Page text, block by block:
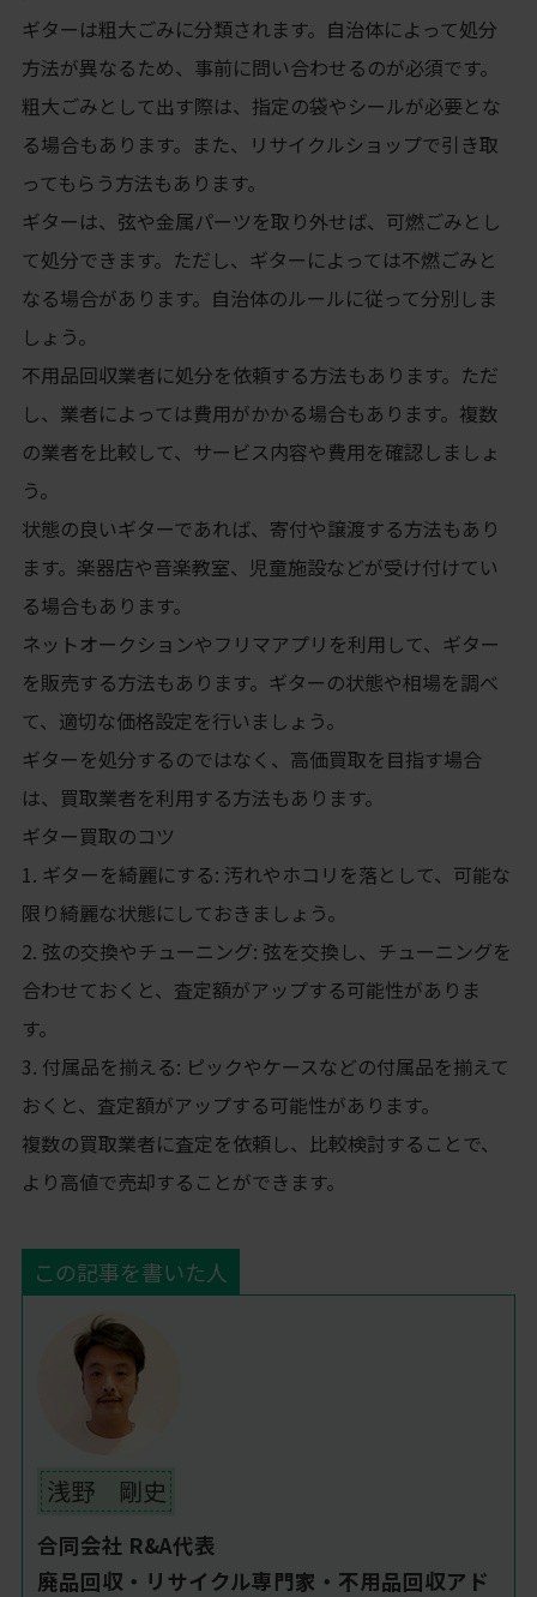
ギターは粗大ごみに分類されます。自治体によって処分
方法が異なるため、事前に問い合わせるのが必須です。
粗大ごみとして出す際は、指定の袋やシールが必要とな
る場合もあります。また、リサイクルショップで引き取
ってもらう方法もあります。
ギターは、弦や金属パーツを取り外せば、可燃ごみとし
て処分できます。ただし、ギターによっては不燃ごみと
なる場合があります。自治体のルールに従って分別しま
しょう。
不用品回収業者に処分を依頼する方法もあります。ただ
し、業者によっては費用がかかる場合もあります。複数
の業者を比較して、サービス内容や費用を確認しましょ
う。
状態の良いギターであれば、寄付や譲渡する方法もあり
ます。楽器店や音楽教室、児童施設などが受け付けてい
る場合もあります。
ネットオークションやフリマアプリを利用して、ギター
を販売する方法もあります。ギターの状態や相場を調べ
て、適切な価格設定を行いましょう。
ギターを処分するのではなく、高価買取を目指す場合
は、買取業者を利用する方法もあります。
ギター買取のコツ
1. ギターを綺麗にする: 汚れやホコリを落として、可能な
限り綺麗な状態にしておきましょう。
2. 弦の交換やチューニング: 弦を交換し、チューニングを
合わせておくと、査定額がアップする可能性がありま
す。
3. 付属品を揃える: ピックやケースなどの付属品を揃えて
おくと、査定額がアップする可能性があります。
複数の買取業者に査定を依頼し、比較検討することで、
より高値で売却することができます。
この記事を書いた人
浅野 剛史
合同会社 R&A代表
廃品回収・リサイクル専門家・不用品回収アド